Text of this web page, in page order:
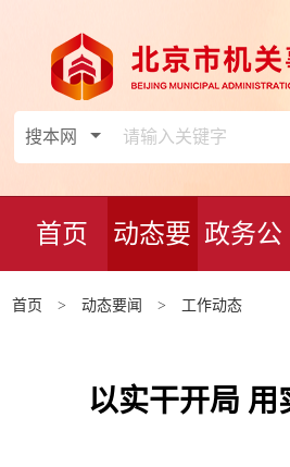
首页 动态要
闻
政务公
开
首页 >动态要闻 > 工作动态
以实干开局 用